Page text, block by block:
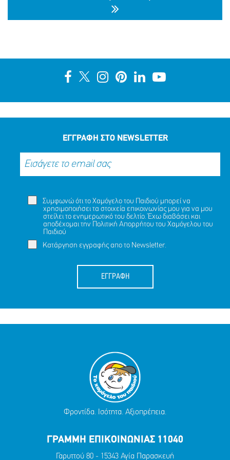
ΑΙΣΙΟ ΤΕΛΟΣ ΣΤΗΝ ΠΕΡΙΠΕΤΕΙΑ ΤΗΣ ΝΑΖΛΑ (ΟΝ.)
ΕΓΓΡΑΦΗ ΣΤΟ NEWSLETTER
Συμφωνώ ότι το Χαμόγελο του Παιδιού μπορεί να
χρησιμοποιήσει τα στοιχεία επικοινωνίας μου για να μου
στείλει το ενημερωτικό του δελτίο. Έχω διαβάσει και
αποδέχομαι την Πολιτική Απορρήτου του Χαμόγελου του
Παιδιού
Κατάργηση εγγραφής απο το Newsletter.
ΕΓΓΡΑΦΗ
Φροντίδα. Ισότητα. Αξιοπρέπεια.
ΓΡΑΜΜΗ ΕΠΙΚΟΙΝΩΝΙΑΣ 11040
Γαρυττού 80 - 15343 Αγία Παρασκευή